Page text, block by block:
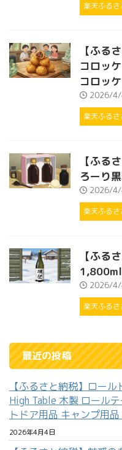
楽天ふる
【ふる
コロッ
コロッケ
2026/
楽天ふる
【ふる
ろーり
2026/
楽天ふる
【ふる
2026/
楽天ふる
最近の投稿
【ふるさと納税】ロー
High Table 木製 ロール
トドア用品 キャンプ用
2026年4月4日